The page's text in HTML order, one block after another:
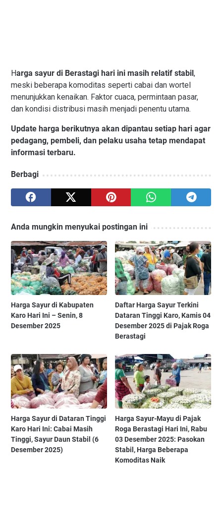
Harga sayur di Berastagi hari ini masih relatif stabil ,
meski beberapa komoditas seperti cabai dan wortel
menunjukkan kenaikan. Faktor cuaca, permintaan pasar,
dan kondisi distribusi masih menjadi penentu utama.
Update harga berikutnya akan dipantau setiap hari agar
pedagang, pembeli, dan pelaku usaha tetap mendapat
informasi terbaru.
Berbagi
Anda mungkin menyukai postingan ini
Harga Sayur di Kabupaten
Karo Hari Ini – Senin, 8
Desember 2025
Daftar Harga Sayur Terkini
Dataran Tinggi Karo, Kamis 04
Desember 2025 di Pajak Roga
Berastagi
Harga Sayur di Dataran Tinggi
Karo Hari Ini: Cabai Masih
Tinggi, Sayur Daun Stabil (6
Desember 2025)
Harga Sayur-Mayu di Pajak
Roga Berastagi Hari Ini, Rabu
03 Desember 2025: Pasokan
Stabil, Harga Beberapa
Komoditas Naik